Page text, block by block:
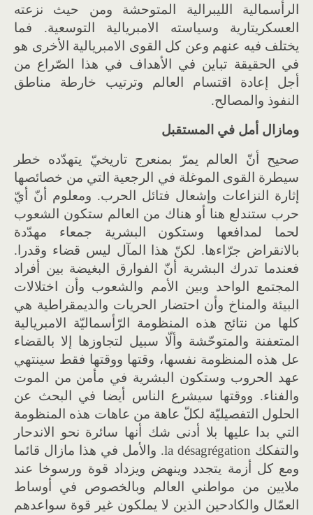
الرأسمالية الليبرالية المتوحشة ومن حيث نزعته
العسكريتارية وسياسته الامبريالية التوسعية. فما
يختلف فيه عنهم وعن كل القوى الامبريالية الأخرى هو
في الحقيقة تباين في الأهداف في هذا الصّراع من
أجل إعادة اقتسام العالم وترتيب خارطة مناطق
النفوذ والمصالح.
ومازال أمل في المستقبل
صحيح أنّ العالم يمرّ بمنعرج تاريخيّ يتهدّده خطر
سيطرة القوى الموغلة في الرجعية التي من خصائصها
إثارة النزاعات وإشعال فتائل الحرب. ومعلوم أنّ أيّ
حرب ستندلع هنا أو هناك من العالم ستكون الشعوب
لحما لمدافعها وستكون البشرية جمعاء مهدّدة
بالانقراض جرّاءها. لكنّ هذا المآل ليس قضاء وقدرا.
فعندما تدرك البشرية أنّ الفوارق البغيضة بين أفراد
المجتمع الواحد وبين الأمم والشعوب وأن اختلالات
البيئة والمناخ وأن احتضار الحريات والديمقراطية هي
كلها من نتائج هذه المنظومة الرّأسماليّة الامبريالية
المتعفنة والمتوحّشة وألّا سبيل لتجاوزها إلا بالقضاء
عل هذه المنظومة نفسها، وقتها ووقتها فقط سينتهي
عهد الحروب وستكون البشرية في مأمن من الموت
والفناء. ووقتها سيشرع الناس أيضا في البحث عن
الحلول التفصيليّة لكلّ عاهة من عاهات هذه المنظومة
التي بدا عليها بلا أدنى شك أنها سائرة نحو الاندحار
والتفكك la désagrégation. والأمل في هذا مازال قائما
ومع كل أزمة يتجدد وينهض ويزداد قوة ورسوخا عند
ملايين من مواطني العالم وبالخصوص في أوساط
العمّال والكادحين الذين لا يملكون غير قوة سواعدهم